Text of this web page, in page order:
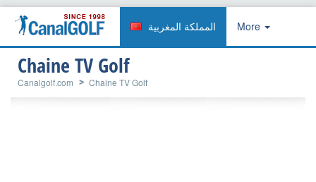
المملكة المغربية More
Chaine TV Golf
Canalgolf.com Chaine TV Golf